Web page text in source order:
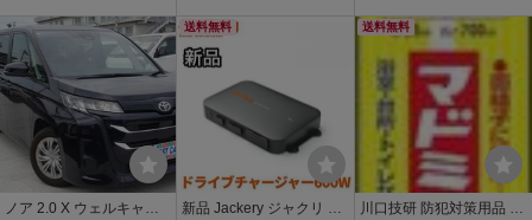
ラ ナビ TV ETC Bカメラ
他◆予備検査付き◆商品
詳細もご覧ください!
備 左側パワースライドド
ア ステップ付 車いす移動
車 スローパー
ノア 2.0 X ウェルキャブ
送料無料
新品 Jackery ジャクリ DC
送料無料
川口技研 防犯対策用品 マ